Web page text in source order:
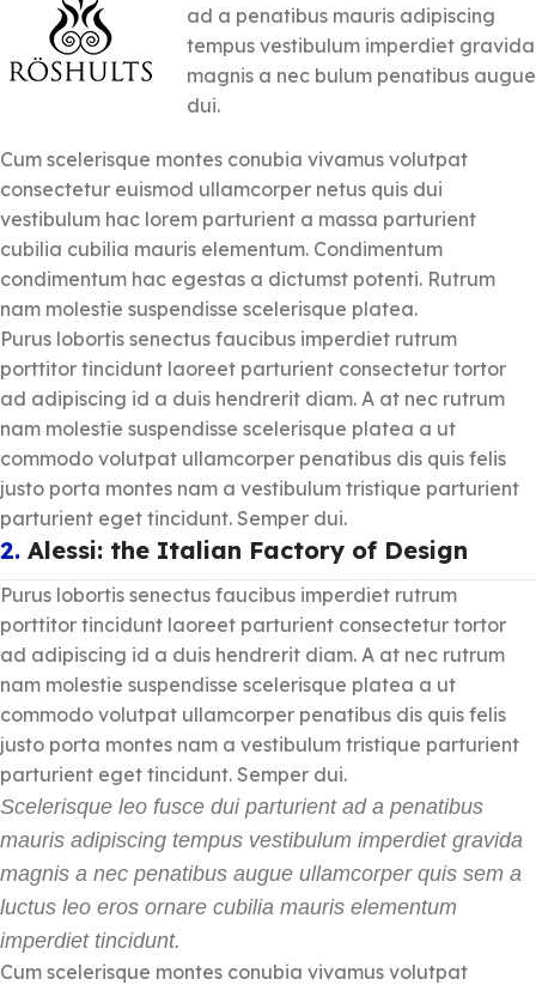
ad a penatibus mauris adipiscing
tempus vestibulum imperdiet gravida
magnis a nec bulum penatibus augue
dui.
Cum scelerisque montes conubia vivamus volutpat
consectetur euismod ullamcorper netus quis dui
vestibulum hac lorem parturient a massa parturient
cubilia cubilia mauris elementum. Condimentum
condimentum hac egestas a dictumst potenti. Rutrum
nam molestie suspendisse scelerisque platea.
Purus lobortis senectus faucibus imperdiet rutrum
porttitor tincidunt laoreet parturient consectetur tortor
ad adipiscing id a duis hendrerit diam. A at nec rutrum
nam molestie suspendisse scelerisque platea a ut
commodo volutpat ullamcorper penatibus dis quis felis
justo porta montes nam a vestibulum tristique parturient
parturient eget tincidunt. Semper dui.
2. Alessi: the Italian Factory of Design
Purus lobortis senectus faucibus imperdiet rutrum
porttitor tincidunt laoreet parturient consectetur tortor
ad adipiscing id a duis hendrerit diam. A at nec rutrum
nam molestie suspendisse scelerisque platea a ut
commodo volutpat ullamcorper penatibus dis quis felis
justo porta montes nam a vestibulum tristique parturient
parturient eget tincidunt. Semper dui.
Scelerisque leo fusce dui parturient ad a penatibus
mauris adipiscing tempus vestibulum imperdiet gravida
magnis a nec penatibus augue ullamcorper quis sem a
luctus leo eros ornare cubilia mauris elementum
imperdiet tincidunt.
Cum scelerisque montes conubia vivamus volutpat